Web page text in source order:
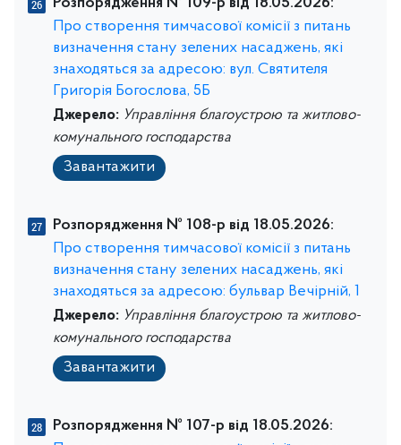
Розпорядження № 109-р від 18.05.2026:
Про створення тимчасової комісії з питань
визначення стану зелених насаджень, які
знаходяться за адресою: вул. Святителя
Григорія Богослова, 5Б
Джерело: Управління благоустрою та житлово-
комунального господарства
Завантажити
Розпорядження № 108-р від 18.05.2026:
Про створення тимчасової комісії з питань
визначення стану зелених насаджень, які
знаходяться за адресою: бульвар Вечірній, 1
Джерело: Управління благоустрою та житлово-
комунального господарства
Завантажити
Розпорядження № 107-р від 18.05.2026: